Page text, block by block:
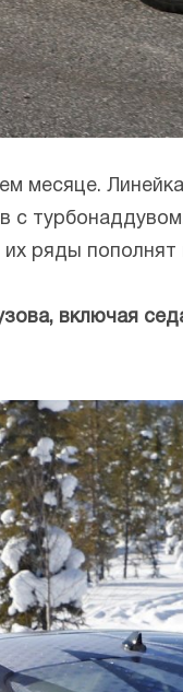
месяце. Линейка
с
ряды пополнят
включая